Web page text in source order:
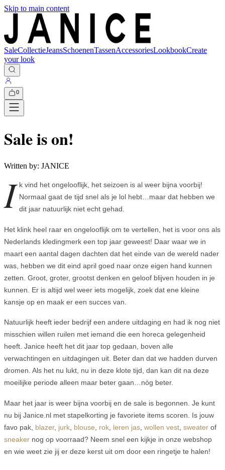
Skip to main content
SaleCollectieJeansSchoenenTassenAccessoriesLookbookCreate
your look
0
Sale is on!
Written by: JANICE
I k vind het ongelooflijk, het seizoen is al weer bijna voorbij!
Normaal gaat de tijd snel als je lol hebt…maar dat hebben we
dit jaar natuurlijk niet echt gehad.
Het klink heel raar en ongelooflijk om te vertellen, het is voor ons als
Nederlands kledingmerk een top jaar geweest! Daar waar we in
maart een aantal dagen dachten dat het einde van de wereld nader
was, hebben we dit eind april goed naar onze eigen hand kunnen
zetten. Groot, groter, grootst denken en geloof blijven houden in je
kunnen. Er is altijd wel weer iets mogelijk, zoek dat ene kleine
kansje op en maak er een succes van.
Natuurlijk heeft ieder bedrijf een andere uitdaging en had ik nog niet
misschien willen ruilen met iemand die een horeca gelegenheid
heeft. Janice heeft het dit jaar top gedaan, boven alle
verwachtingen en uitdagingen uit. Beter dan dat we hadden durven
dromen. Als het nu lukt, nu in deze klote tijd, dan kan dit na deze
moeilijke periode alleen maar beter gaan…nòg beter.
Maar het jaar is weer bijna voorbij en de sale is begonnen. Je kunt
nu bij Janice.nl met stapelkorting je favoriete items scoren. Is jouw
favo pak, blazer, jurk, blouse, rok, leren jas, wollen vest, sweater of
sneaker nog op voorraad? Neem snel een kijkje in onze webshop
en wie weet zie jij er deze kerst uit om door een ringetje te halen!